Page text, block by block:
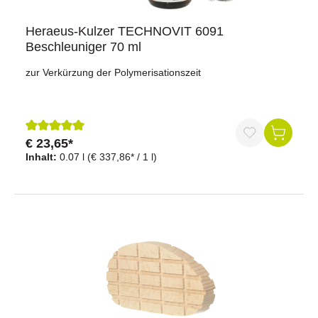
Heraeus-Kulzer TECHNOVIT 6091
Beschleuniger 70 ml
zur Verkürzung der Polymerisationszeit
Durchschnittliche Bewertung von 5 von 5 Sternen
Inhalt: 0.07 l (€ 337,86* / 1 l)
€ 23,65*